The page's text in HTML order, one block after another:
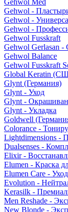
Gehwol Med
Gehwol -
Gehwol -
Gehwol -
Gehwol Fusskraft
Gehwol Gerlasan -
Gehwol Balance
Gehwol Fusskraft
Global Keratin
Glynt (Германия)
Glynt - Уход
Glynt -
Glynt - Укладка
Goldwell
Colorance -
Lightdimensions -
Dualsenses -
Elixir -
Elumen - Краска
Elumen Care -
Evolution -
Kerasilk -
Men Reshade -
New Blonde -